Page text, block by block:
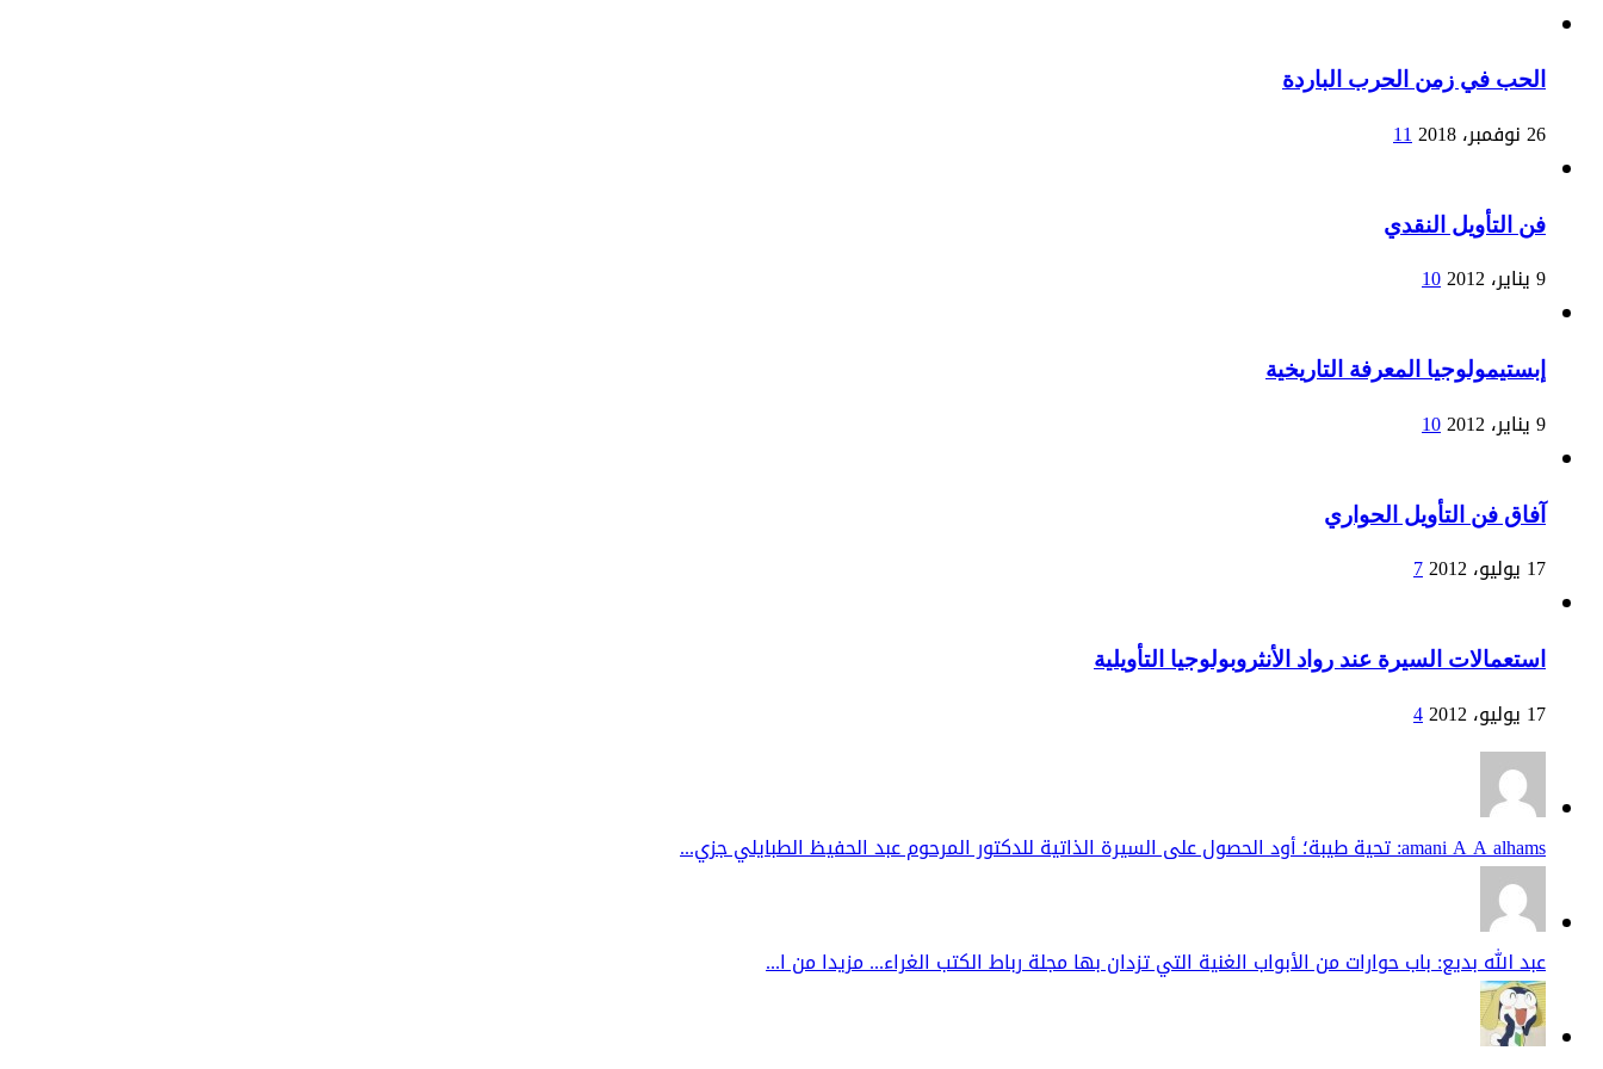
الحب في زمن الحرب الباردة
26 نوفمبر، 2018 11
فن التأويل النقدي
9 يناير، 2012 10
إبستيمولوجيا المعرفة التاريخية
9 يناير، 2012 10
آفاق فن التأويل الحواري
17 يوليو، 2012 7
استعمالات السيرة عند رواد الأنثروبولوجيا التأويلية
17 يوليو، 2012 4
amani A A alhams: تحية طيبة؛ أود الحصول على السيرة الذاتية للدكتور المرحوم عبد الحفيظ الطبايلي جزي...
عبد الله بديع: باب حوارات من الأبواب الغنية التي تزدان بها مجلة رباط الكتب الغراء... مزيدا من ا...